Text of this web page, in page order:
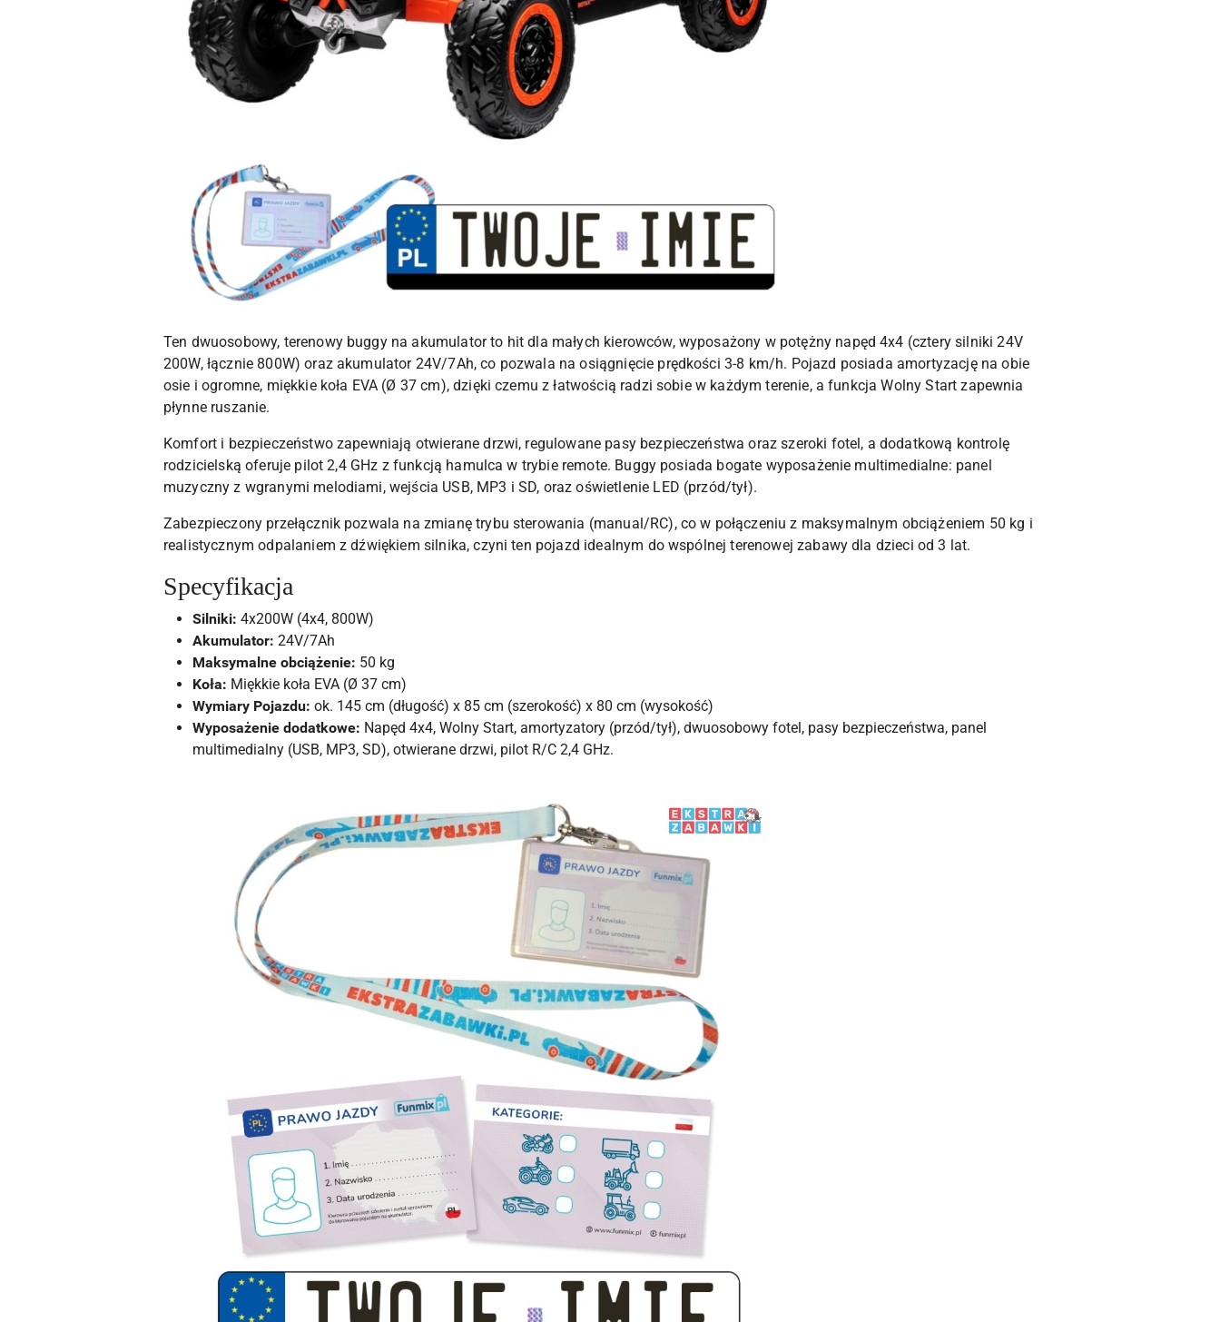
Ten dwuosobowy, terenowy buggy na akumulator to hit dla małych kierowców, wyposażony w potężny napęd 4x4 (cztery silniki 24V
200W, łącznie 800W) oraz akumulator 24V/7Ah, co pozwala na osiągnięcie prędkości 3-8 km/h. Pojazd posiada amortyzację na obie
osie i ogromne, miękkie koła EVA (Ø 37 cm), dzięki czemu z łatwością radzi sobie w każdym terenie, a funkcja Wolny Start zapewnia
płynne ruszanie.
Komfort i bezpieczeństwo zapewniają otwierane drzwi, regulowane pasy bezpieczeństwa oraz szeroki fotel, a dodatkową kontrolę
rodzicielską oferuje pilot 2,4 GHz z funkcją hamulca w trybie remote. Buggy posiada bogate wyposażenie multimedialne: panel
muzyczny z wgranymi melodiami, wejścia USB, MP3 i SD, oraz oświetlenie LED (przód/tył).
Zabezpieczony przełącznik pozwala na zmianę trybu sterowania (manual/RC), co w połączeniu z maksymalnym obciążeniem 50 kg i
realistycznym odpalaniem z dźwiękiem silnika, czyni ten pojazd idealnym do wspólnej terenowej zabawy dla dzieci od 3 lat.
Specyfikacja
Silniki: 4x200W (4x4, 800W)
Akumulator: 24V/7Ah
Maksymalne obciążenie: 50 kg
Koła: Miękkie koła EVA (Ø 37 cm)
Wymiary Pojazdu: ok. 145 cm (długość) x 85 cm (szerokość) x 80 cm (wysokość)
Wyposażenie dodatkowe: Napęd 4x4, Wolny Start, amortyzatory (przód/tył), dwuosobowy fotel, pasy bezpieczeństwa, panel
multimedialny (USB, MP3, SD), otwierane drzwi, pilot R/C 2,4 GHz.